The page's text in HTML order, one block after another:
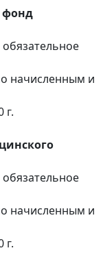
фонд
начисленным и
г.
начисленным и
г.